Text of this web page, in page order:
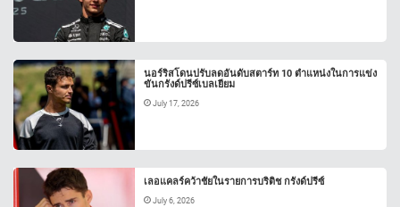
นอร์ริสโดนปรับลดอันดับสตาร์ท 10 ตำแหน่งในการแข่ง
ขันกรังด์ปรีซ์เบลเยียม
July 17, 2026
เลอแคลร์คว้าชัยในรายการบริติช กรังด์ปรีซ์
July 6, 2026